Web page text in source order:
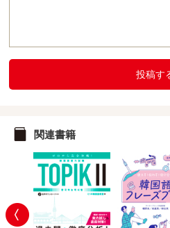
投稿す
関連書籍